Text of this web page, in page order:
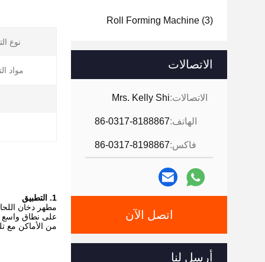
Roll Forming Machine (3)
الاتصالات
الاتصالات:Mrs. Kelly Shi
الهاتف:86-0317-8188867
فاكس:86-0317-8198867
اتصل الآن
أرسل لنا
نوع
مواد
1. التطبيق
مطهر دخان
على نطاق واسع
من الأماكن مع